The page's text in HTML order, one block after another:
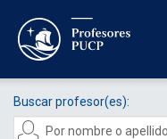
Buscar profesor(es):